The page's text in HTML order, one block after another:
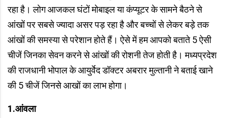
रहा है। लोग आजकल घंटों मोबाइल या कंप्यूटर के सामने बैठने से
आंखों पर सबसे ज्यादा असर पड़ रहा है और बच्चों से लेकर बड़े तक
आंखों की समस्या से परेशान होते हैं। ऐसे में हम आपको बताते 5 ऐसी
चीजें जिनका सेवन करने से आंखों की रोशनी तेज होती है। मध्यप्रदेश
की राजधानी भोपाल के आयुर्वेद डॉक्टर अबरार मुल्तानी ने बताई खाने
की 5 चीजें जिनसे आखों का लाभ होगा।
1.आंवला